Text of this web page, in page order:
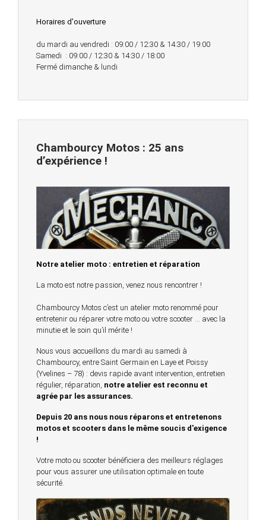
Horaires d'ouverture
du mardi au vendredi : 09:00 / 12:30 & 14:30 / 19:00
Samedi : 09:00 / 12:30 & 14:30 / 18:00
Fermé dimanche & lundi
Chambourcy Motos : 25 ans
d’expérience !
Notre atelier moto : entretien et réparation
La moto est notre passion, venez nous rencontrer !
Chambourcy Motos c’est un atelier moto renommé pour
entretenir ou réparer votre moto ou votre scooter … avec la
minutie et le soin qu’il mérite !
Nous vous accueillons du mardi au samedi à
Chambourcy, entre Saint Germain en Laye et Poissy
(Yvelines – 78) : devis rapide avant intervention, entretien
régulier, réparation, notre atelier est reconnu et
agrée par les assurances.
Depuis 20 ans nous nous réparons et entretenons
motos et scooters dans le même soucis d'exigence
!
Votre moto ou scooter bénéficiera des meilleurs réglages
pour vous assurer une utilisation optimale en toute
sécurité.